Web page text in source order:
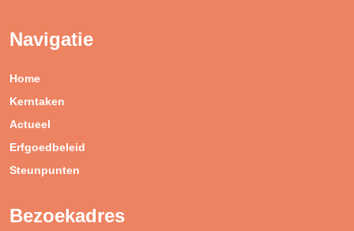
Navigatie
Home
Kerntaken
Actueel
Erfgoedbeleid
Steunpunten
Bezoekadres